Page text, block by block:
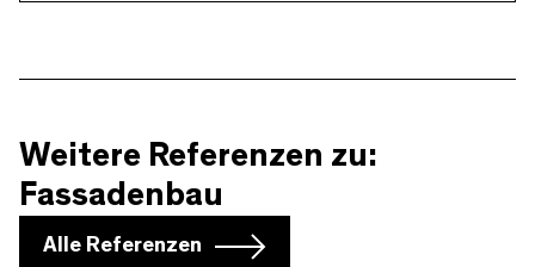
Weitere Referenzen zu:
Fassadenbau
Alle Referenzen